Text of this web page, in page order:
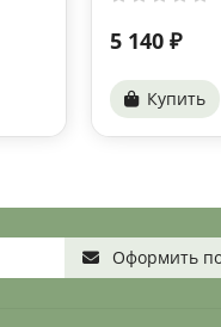
5 140 ₽
Купить
Оформить